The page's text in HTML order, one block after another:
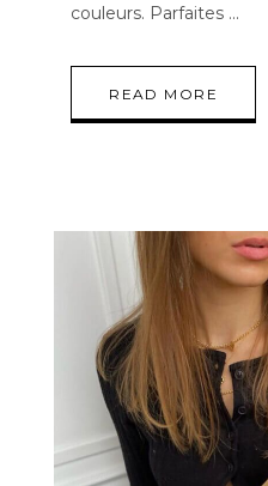
couleurs. Parfaites
READ MORE